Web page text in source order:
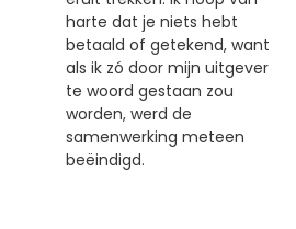
harte dat je niets hebt
betaald of getekend, want
als ik zó door mijn uitgever
te woord gestaan zou
worden, werd de
samenwerking meteen
beëindigd.